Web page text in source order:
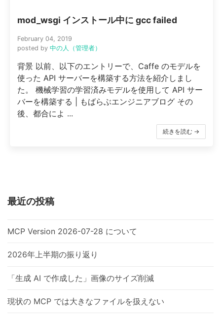
mod_wsgi インストール中に gcc failed
February 04, 2019
posted by 中の人（管理者）
背景 以前、以下のエントリーで、Caffe のモデルを
使った API サーバーを構築する方法を紹介しまし
た。 機械学習の学習済みモデルを使用して API サー
バーを構築する | もばらぶエンジニアブログ その
後、都合によ ...
続きを読む →
最近の投稿
MCP Version 2026-07-28 について
2026年上半期の振り返り
「生成 AI で作成した」画像のサイズ削減
現状の MCP では大きなファイルを扱えない